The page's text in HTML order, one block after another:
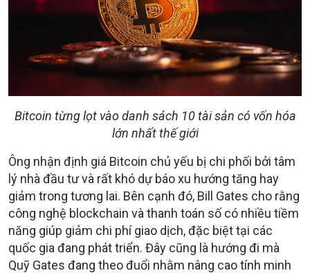
Bitcoin từng lọt vào danh sách 10 tài sản có vốn hóa
lớn nhất thế giới
Ông nhận định giá Bitcoin chủ yếu bị chi phối bởi tâm
lý nhà đầu tư và rất khó dự báo xu hướng tăng hay
giảm trong tương lai. Bên cạnh đó, Bill Gates cho rằng
công nghệ blockchain và thanh toán số có nhiều tiềm
năng giúp giảm chi phí giao dịch, đặc biệt tại các
quốc gia đang phát triển. Đây cũng là hướng đi mà
Quỹ Gates đang theo đuổi nhằm nâng cao tính minh